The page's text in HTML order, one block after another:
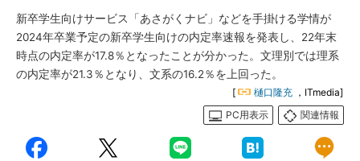
新卒学生向けサービス「あさがくナビ」などを手掛ける学情が
2024年卒業予定の新卒学生向けの内定率速報を発表し、22年末
時点の内定率が17.8％となったことが分かった。文理別では理系
の内定率が21.3％となり、文系の16.2％を上回った。
[ 樋口隆充 ，ITmedia]
PC用表示
関連情報